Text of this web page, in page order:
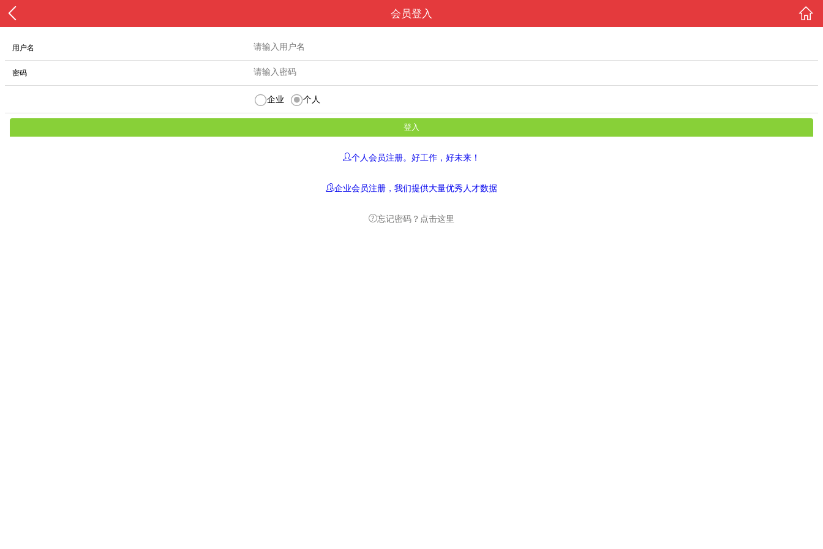
会员登入
用户名
密码
企业 个人
个人会员注册。好工作，好未来！
企业会员注册，我们提供大量优秀人才数据
忘记密码？点击这里